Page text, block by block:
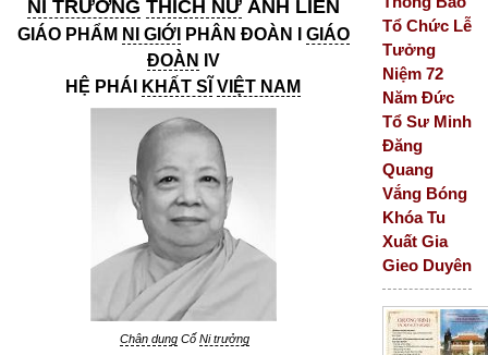
NI TRƯỞNG THÍCH NỮÁNH LIÊN
GIÁO PHẨM NI GIỚI PHÂN ĐOÀN I GIÁO
ĐOÀN
IV
HỆ PHÁI
KHẤT SĨ VIỆT NAM
Chân dung Cố Ni trưởng
Tổ Chức Lễ
Tưởng
Niệm 72
Năm Đức
Tổ Sư Minh
Đăng
Quang
Vắng Bóng
Khóa Tu
Xuất Gia
Gieo Duyên